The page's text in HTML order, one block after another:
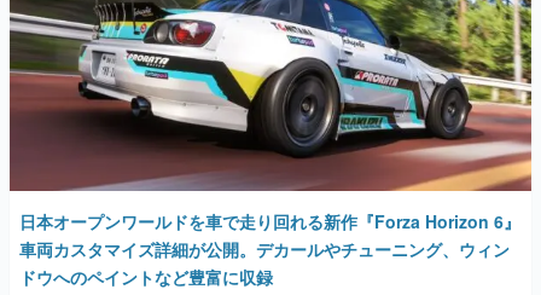
日本オープンワールドを車で走り回れる新作『Forza Horizon 6』
車両カスタマイズ詳細が公開。デカールやチューニング、ウィン
ドウへのペイントなど豊富に収録